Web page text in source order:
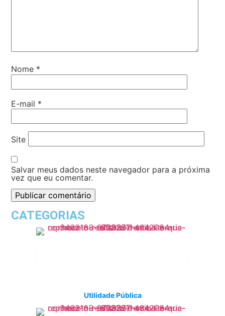
Nome *
E-mail *
Site
Salvar meus dados neste navegador para a próxima
vez que eu comentar.
CATEGORIAS
Utilidade Pública